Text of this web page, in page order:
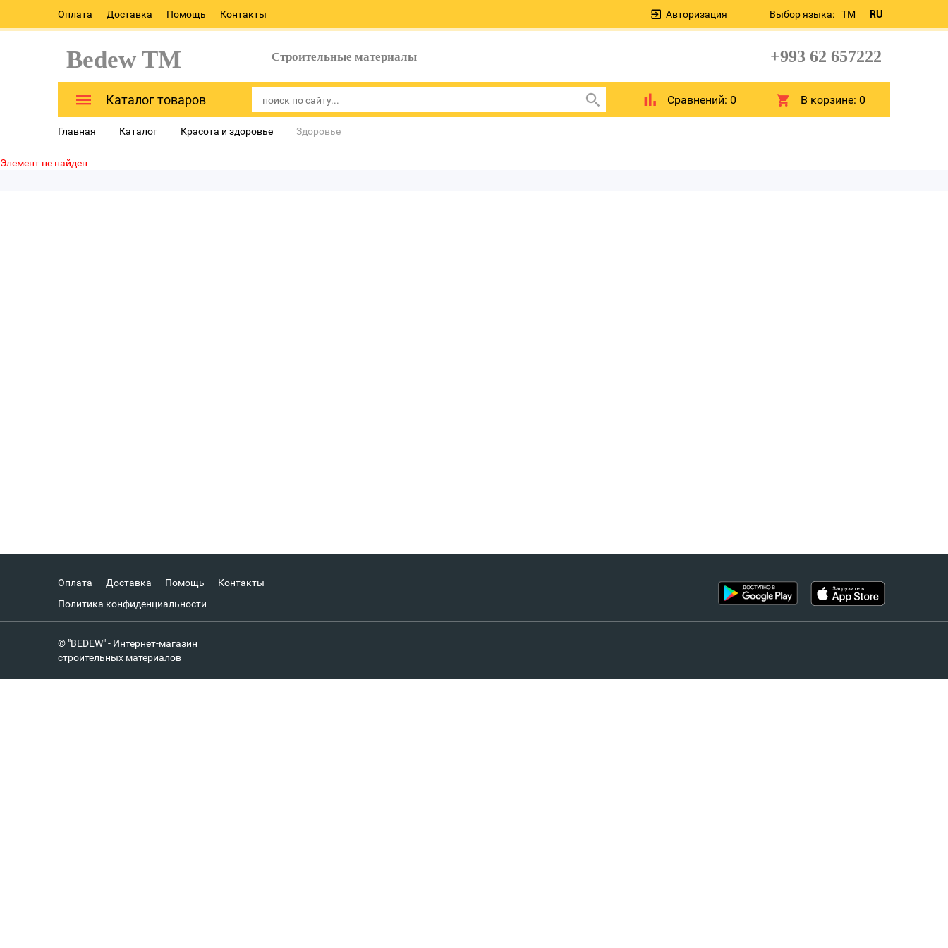
Оплата Доставка Помощь Контакты Выбор языка: TM RU
Авторизация
Bedew TM Строительные материалы +993 62 657222
Каталог товаров Сравнений: 0 В корзине:0
Главная Каталог Красота и здоровье Здоровье
Элемент не найден
Оплата Доставка Помощь
Контакты
Политика конфиденциальности
© "BEDEW" - Интернет-магазин
строительных материалов